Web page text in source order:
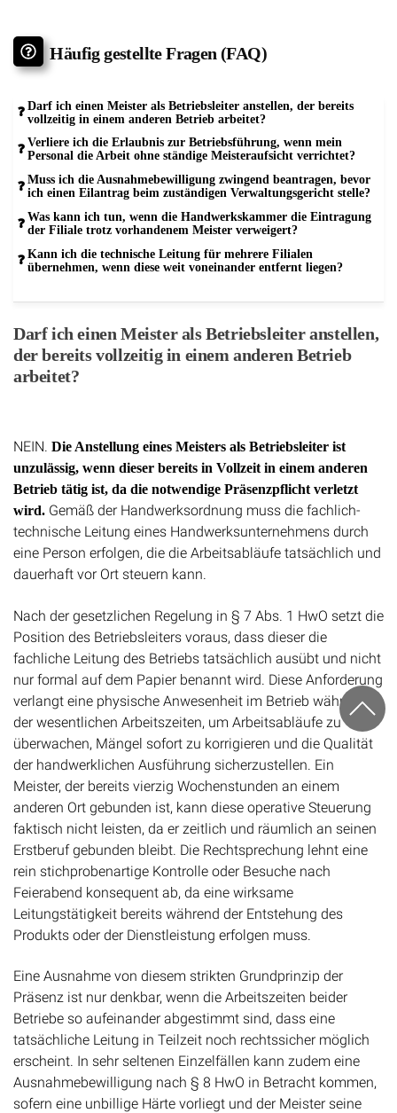
Häufig gestellte Fragen (FAQ)
Darf ich einen Meister als Betriebsleiter anstellen, der bereits
vollzeitig in einem anderen Betrieb arbeitet?
Verliere ich die Erlaubnis zur Betriebsführung, wenn mein
Personal die Arbeit ohne ständige Meisteraufsicht verrichtet?
Muss ich die Ausnahmebewilligung zwingend beantragen, bevor
ich einen Eilantrag beim zuständigen Verwaltungsgericht stelle?
Was kann ich tun, wenn die Handwerkskammer die Eintragung
der Filiale trotz vorhandenem Meister verweigert?
Kann ich die technische Leitung für mehrere Filialen
übernehmen, wenn diese weit voneinander entfernt liegen?
Darf ich einen Meister als Betriebsleiter anstellen,
der bereits vollzeitig in einem anderen Betrieb
arbeitet?
NEIN. Die Anstellung eines Meisters als Betriebsleiter ist
unzulässig, wenn dieser bereits in Vollzeit in einem anderen
Betrieb tätig ist, da die notwendige Präsenzpflicht verletzt
wird. Gemäß der Handwerksordnung muss die fachlich-
technische Leitung eines Handwerksunternehmens durch
eine Person erfolgen, die die Arbeitsabläufe tatsächlich und
dauerhaft vor Ort steuern kann.
Nach der gesetzlichen Regelung in § 7 Abs. 1 HwO setzt die
Position des Betriebsleiters voraus, dass dieser die
fachliche Leitung des Betriebs tatsächlich ausübt und nicht
nur formal auf dem Papier benannt wird. Diese Anforderung
verlangt eine physische Anwesenheit im Betrieb während
der wesentlichen Arbeitszeiten, um Arbeitsabläufe zu
überwachen, Mängel sofort zu korrigieren und die Qualität
der handwerklichen Ausführung sicherzustellen. Ein
Meister, der bereits vierzig Wochenstunden an einem
anderen Ort gebunden ist, kann diese operative Steuerung
faktisch nicht leisten, da er zeitlich und räumlich an seinen
Erstberuf gebunden bleibt. Die Rechtsprechung lehnt eine
rein stichprobenartige Kontrolle oder Besuche nach
Feierabend konsequent ab, da eine wirksame
Leitungstätigkeit bereits während der Entstehung des
Produkts oder der Dienstleistung erfolgen muss.
Eine Ausnahme von diesem strikten Grundprinzip der
Präsenz ist nur denkbar, wenn die Arbeitszeiten beider
Betriebe so aufeinander abgestimmt sind, dass eine
tatsächliche Leitung in Teilzeit noch rechtssicher möglich
erscheint. In sehr seltenen Einzelfällen kann zudem eine
Ausnahmebewilligung nach § 8 HwO in Betracht kommen,
sofern eine unbillige Härte vorliegt und der Meister seine